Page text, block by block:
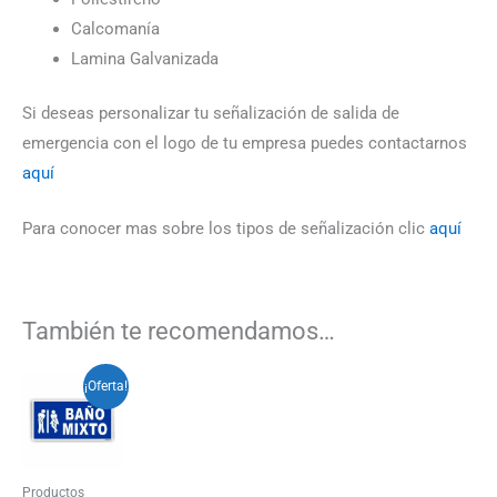
Calcomanía
Lamina Galvanizada
Si deseas personalizar tu señalización de salida de
emergencia con el logo de tu empresa puedes contactarnos
aquí
Para conocer mas sobre los tipos de señalización clic aquí
También te recomendamos…
¡Oferta!
Productos
Rango
de
precios:
desde
$22.000
producto
tiene